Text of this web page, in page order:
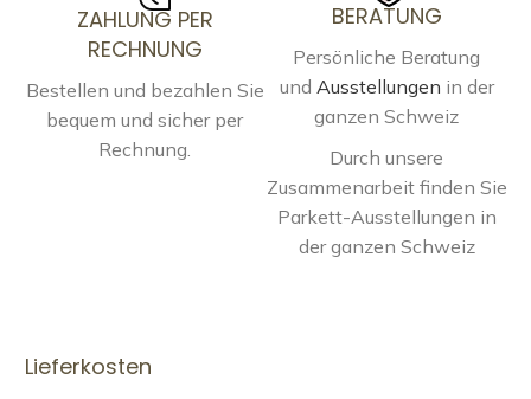
ZAHLUNG PER
RECHNUNG
Bestellen und bezahlen Sie
bequem und sicher per
Rechnung.
BERATUNG
Persönliche Beratung
und Ausstellungen in der
ganzen Schweiz
Durch unsere
Zusammenarbeit finden Sie
Parkett-Ausstellungen in
der ganzen Schweiz
Lieferkosten